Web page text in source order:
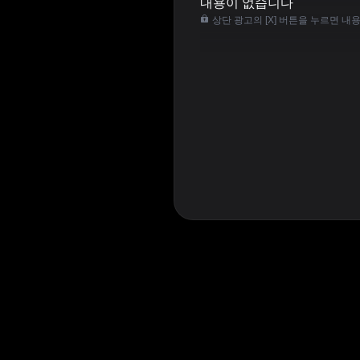
내용이 없습니다
상단 광고의 [X] 버튼을 누르면 내